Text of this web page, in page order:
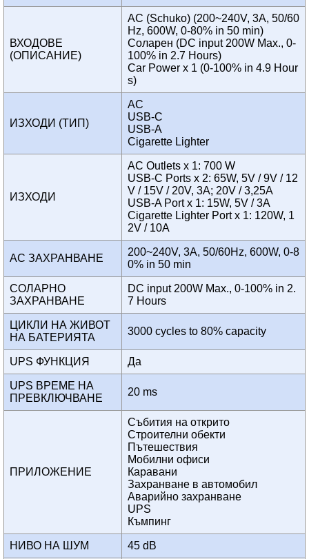
ВХОДОВЕ
(ОПИСАНИЕ)
AC (Schuko) (200~240V, 3A, 50/60
Hz, 600W, 0-80% in 50 min)
Соларен (DC input 200W Max., 0-
100% in 2.7 Hours)
Car Power x 1 (0-100% in 4.9 Hour
s)
ИЗХОДИ (ТИП)
AC
USB-C
USB-A
Cigarette Lighter
ИЗХОДИ
AC Outlets x 1: 700 W
USB-C Ports x 2: 65W, 5V / 9V / 12
V / 15V / 20V, 3A; 20V / 3,25A
USB-A Port x 1: 15W, 5V / 3A
Cigarette Lighter Port x 1: 120W, 1
2V / 10A
AC ЗАХРАНВАНЕ
200~240V, 3A, 50/60Hz, 600W, 0-8
0% in 50 min
СОЛАРНО
ЗАХРАНВАНЕ
DC input 200W Max., 0-100% in 2.
7 Hours
ЦИКЛИ НА ЖИВОТ
НА БАТЕРИЯТА
3000 cycles to 80% capacity
UPS ФУНКЦИЯ Да
UPS ВРЕМЕ НА
ПРЕВКЛЮЧВАНЕ
20 ms
ПРИЛОЖЕНИЕ
Събития на открито
Строителни обекти
Пътешествия
Мобилни офиси
Каравани
Захранване в автомобил
Аварийно захранване
UPS
Къмпинг
НИВО НА ШУМ 45 dB